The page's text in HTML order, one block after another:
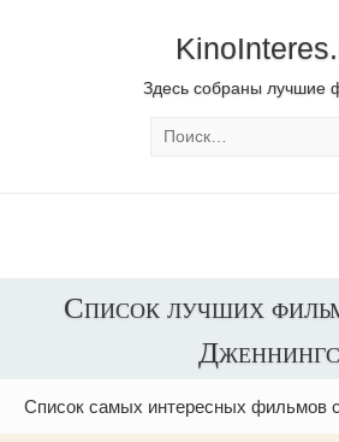
Здесь собраны лучшие
Список лучших
Дженнингс
Список самых интересных фильмов